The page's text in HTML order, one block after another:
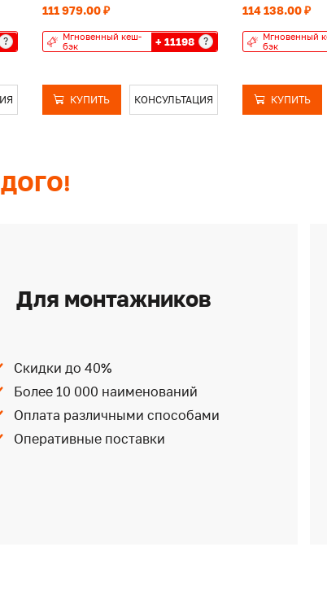
?
111 979.00 ₽
Мгновенный кеш-
бэк
+ 11198 ?
КУПИТЬ КОНСУЛЬТАЦИЯ
114 138.00 ₽
Мгновенный
бэк
КУПИТЬ
Для монтажников
Скидки до 40%
Более 10 000 наименований
Оплата различными способами
Оперативные поставки